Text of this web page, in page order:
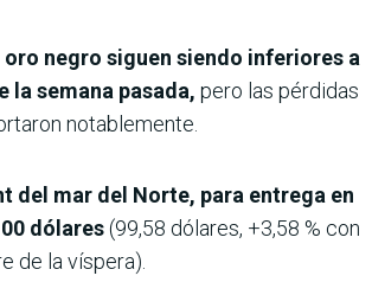
negro siguen siendo inferiores a
la semana pasada, pero las pérdidas
notablemente.
del mar del Norte, para entrega en
dólares(99,58 dólares, +3,58 % con
de la víspera).